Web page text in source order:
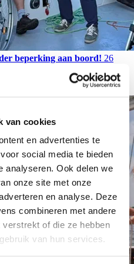
van cookies
en advertenties te
social media te bieden
analyseren. Ook delen we
onze site met onze
en analyse. Deze
combineren met andere
of die ze hebben
van hun services.
beperking aan boord! 26
woensdag tot en met vrijdag
300 mensen per dag gratis mee.